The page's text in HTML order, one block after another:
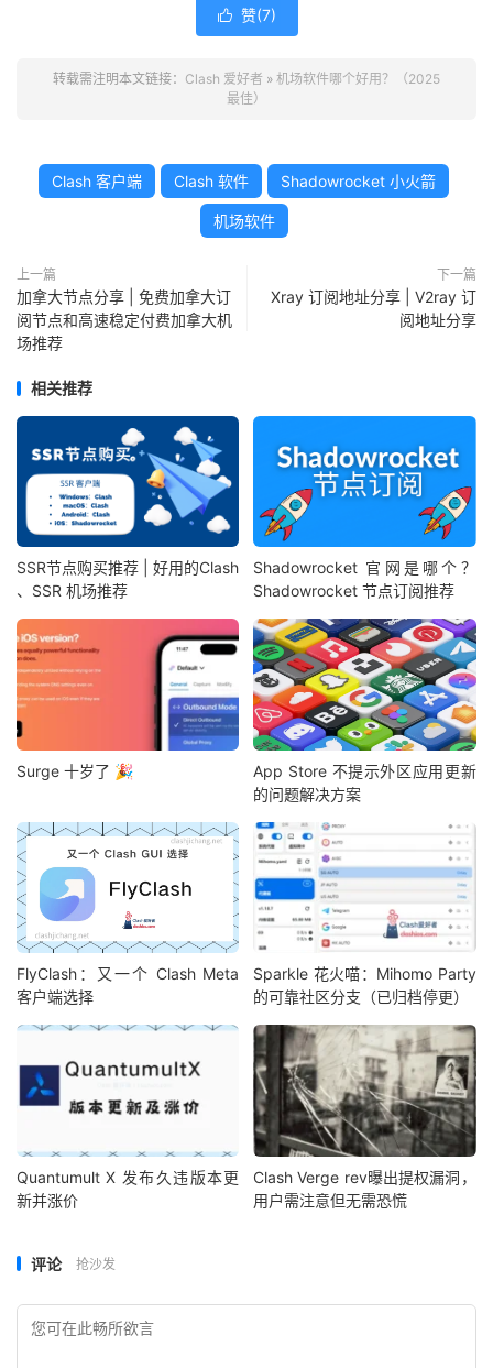
 赞(7)
转载需注明本文链接： Clash 爱好者 » 机场软件哪个好用？（2025
最佳）
Clash 客户端 Clash 软件 Shadowrocket 小火箭
机场软件
上一篇
加拿大节点分享 | 免费加拿大订
阅节点和高速稳定付费加拿大机
场推荐
下一篇
Xray 订阅地址分享 | V2ray 订
阅地址分享
相关推荐
SSR节点购买推荐 | 好用的Clash
、SSR 机场推荐
Shadowrocket 官网是哪个？
Shadowrocket 节点订阅推荐
Surge 十岁了 🎉
App Store 不提示外区应用更新
的问题解决方案
FlyClash：又一个 Clash Meta
客户端选择
Sparkle 花火喵：Mihomo Party
的可靠社区分支（已归档停更）
Quantumult X 发布久违版本更
新并涨价
Clash Verge rev曝出提权漏洞，
用户需注意但无需恐慌
评论 抢沙发